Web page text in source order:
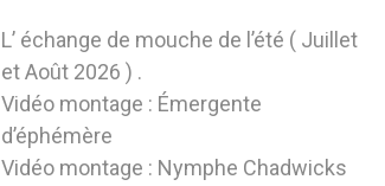
L’ échange de mouche de l’été ( Juillet
et Août 2026 ) .
Vidéo montage : Émergente
d’éphémère
Vidéo montage : Nymphe Chadwicks